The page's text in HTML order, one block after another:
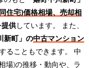
住宅)価格相場、売却相
提供しています。 また、
新町」の中古マンション
ることもできます。 中
場)の推移・動向や、ラ